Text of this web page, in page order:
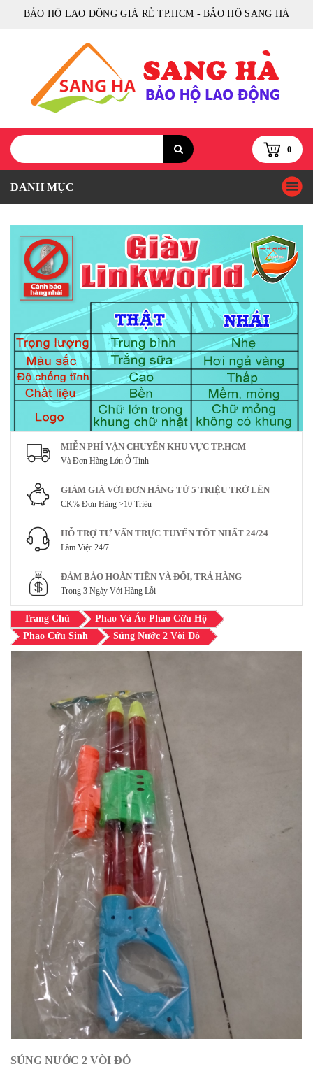
BẢO HỘ LAO ĐỘNG GIÁ RẺ TP.HCM - BẢO HỘ SANG HÀ
0
DANH MỤC
MIỄN PHÍ VẬN CHUYỂN KHU VỰC TP.HCM
Và Đơn Hàng Lớn Ở Tỉnh
GIẢM GIÁ VỚI ĐƠN HÀNG TỪ 5 TRIỆU TRỞ LÊN
CK% Đơn Hàng >10 Triệu
HỖ TRỢ TƯ VẤN TRỰC TUYẾN TỐT NHẤT 24/24
Làm Việc 24/7
ĐẢM BẢO HOÀN TIỀN VÀ ĐỔI, TRẢ HÀNG
Trong 3 Ngày Với Hàng Lỗi
Trang Chủ
Phao Và Áo Phao Cứu Hộ
Phao Cứu Sinh
Súng Nước 2 Vòi Đỏ
SÚNG NƯỚC 2 VÒI ĐỎ